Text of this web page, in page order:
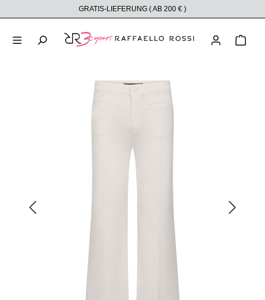
GRATIS-LIEFERUNG ( AB 200 € )
Bildergalerie überspringen